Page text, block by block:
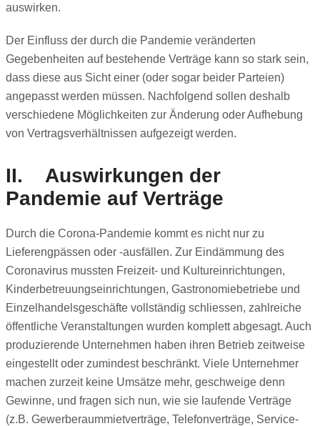
auswirken.
Der Einfluss der durch die Pandemie veränderten
Gegebenheiten auf bestehende Verträge kann so stark sein,
dass diese aus Sicht einer (oder sogar beider Parteien)
angepasst werden müssen. Nachfolgend sollen deshalb
verschiedene Möglichkeiten zur Änderung oder Aufhebung
von Vertragsverhältnissen aufgezeigt werden.
II. Auswirkungen der
Pandemie auf Verträge
Durch die Corona-Pandemie kommt es nicht nur zu
Lieferengpässen oder -ausfällen. Zur Eindämmung des
Coronavirus mussten Freizeit- und Kultureinrichtungen,
Kinderbetreuungseinrichtungen, Gastronomiebetriebe und
Einzelhandelsgeschäfte vollständig schliessen, zahlreiche
öffentliche Veranstaltungen wurden komplett abgesagt. Auch
produzierende Unternehmen haben ihren Betrieb zeitweise
eingestellt oder zumindest beschränkt. Viele Unternehmer
machen zurzeit keine Umsätze mehr, geschweige denn
Gewinne, und fragen sich nun, wie sie laufende Verträge
(z.B. Gewerberaummietverträge, Telefonverträge, Service-